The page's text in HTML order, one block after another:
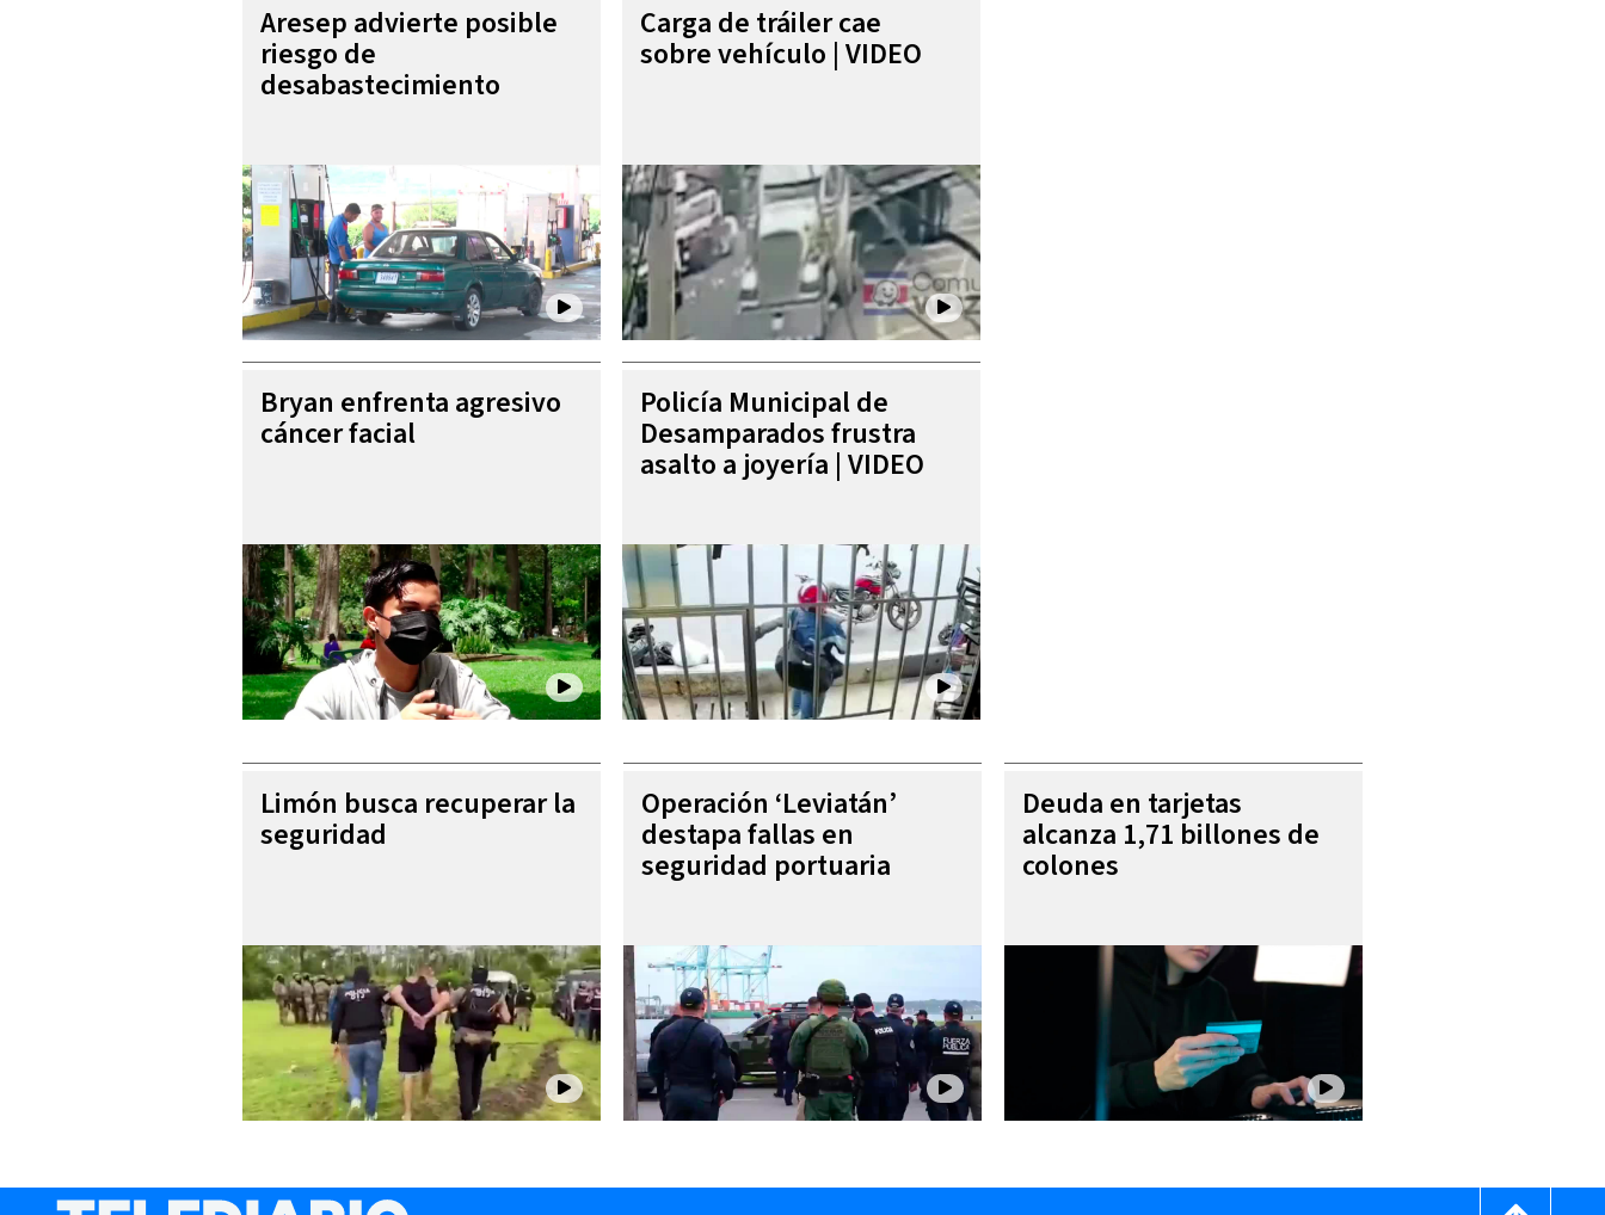
Aresep advierte posible
riesgo de
desabastecimiento
Carga de tráiler cae
sobre vehículo | VIDEO
Bryan enfrenta agresivo
cáncer facial
Policía Municipal de
Desamparados frustra
asalto a joyería | VIDEO
Limón busca recuperar la
seguridad
Operación ‘Leviatán’
destapa fallas en
seguridad portuaria
Deuda en tarjetas
alcanza 1,71 billones de
colones